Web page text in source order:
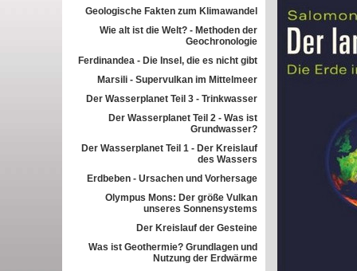
Geologische Fakten zum Klimawandel
Wie alt ist die Welt? - Methoden der
Geochronologie
Ferdinandea - Die Insel, die es nicht gibt
Marsili - Supervulkan im Mittelmeer
Der Wasserplanet Teil 3 - Trinkwasser
Der Wasserplanet Teil 2 - Was ist
Grundwasser?
Der Wasserplanet Teil 1 - Der Kreislauf
des Wassers
Erdbeben - Ursachen und Vorhersage
Olympus Mons: Der größe Vulkan
unseres Sonnensystems
Der Kreislauf der Gesteine
Was ist Geothermie? Grundlagen und
Nutzung der Erdwärme